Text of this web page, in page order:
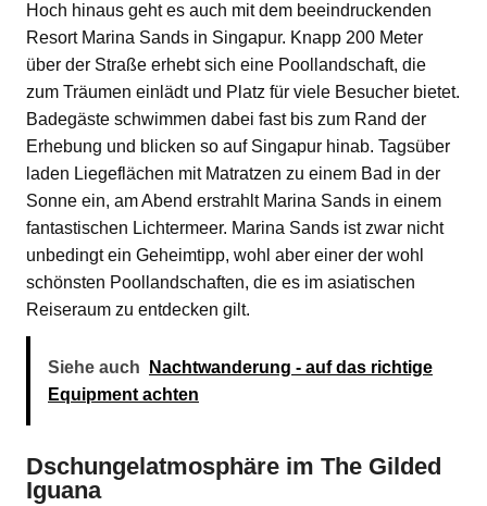
Hoch hinaus geht es auch mit dem beeindruckenden
Resort Marina Sands in Singapur. Knapp 200 Meter
über der Straße erhebt sich eine Poollandschaft, die
zum Träumen einlädt und Platz für viele Besucher bietet.
Badegäste schwimmen dabei fast bis zum Rand der
Erhebung und blicken so auf Singapur hinab. Tagsüber
laden Liegeflächen mit Matratzen zu einem Bad in der
Sonne ein, am Abend erstrahlt Marina Sands in einem
fantastischen Lichtermeer. Marina Sands ist zwar nicht
unbedingt ein Geheimtipp, wohl aber einer der wohl
schönsten Poollandschaften, die es im asiatischen
Reiseraum zu entdecken gilt.
Siehe auch
Nachtwanderung - auf das richtige
Equipment achten
Dschungelatmosphäre im The Gilded
Iguana